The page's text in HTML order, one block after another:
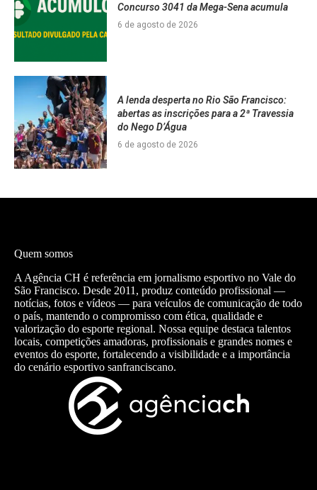
Concurso 3041 da Mega-Sena acumula
6 de agosto de 2026
A lenda desperta no Rio São Francisco:
abertas as inscrições para a 2ª Travessia
do Nego D’Água
6 de agosto de 2026
Quem somos
A Agência CH é referência em jornalismo esportivo no Vale do
São Francisco. Desde 2011, produz conteúdo profissional —
notícias, fotos e vídeos — para veículos de comunicação de todo
o país, mantendo o compromisso com ética, qualidade e
valorização do esporte regional. Nossa equipe destaca talentos
locais, competições amadoras, profissionais e grandes nomes e
eventos do esporte, fortalecendo a visibilidade e a importância
do cenário esportivo sanfranciscano.